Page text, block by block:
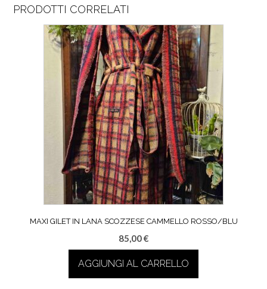
PRODOTTI CORRELATI
MAXI GILET IN LANA SCOZZESE CAMMELLO ROSSO/BLU
85,00€
AGGIUNGI AL CARRELLO